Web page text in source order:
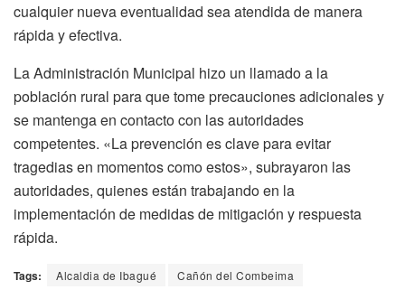
cualquier nueva eventualidad sea atendida de manera
rápida y efectiva.
La Administración Municipal hizo un llamado a la
población rural para que tome precauciones adicionales y
se mantenga en contacto con las autoridades
competentes. «La prevención es clave para evitar
tragedias en momentos como estos», subrayaron las
autoridades, quienes están trabajando en la
implementación de medidas de mitigación y respuesta
rápida.
Tags: Alcaldia de Ibagué Cañón del Combeima